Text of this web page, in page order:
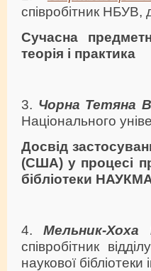
співробітник НБУВ,
Сучасна
теорія і практика
3. Чорна Тетяна
Національного
Досвід
(США) у процесі
бібліотеки
4.Мельник-Хоха
співробітник
наукової